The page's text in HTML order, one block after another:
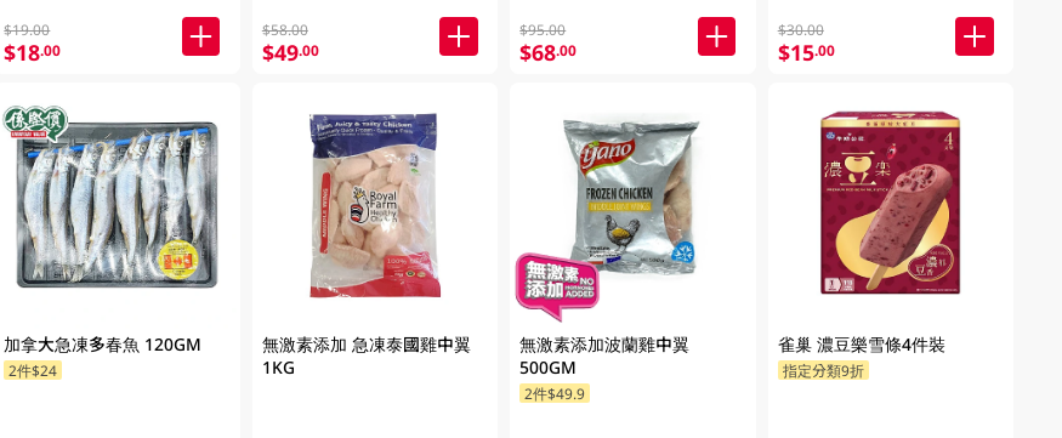
$19.00
$18.00
$58.00
$49.00
$95.00
$68.00
$30.00
$15.00
加拿大急凍多春魚 120GM
2件$24
無激素添加 急凍泰國雞中翼
1KG
無激素添加波蘭雞中翼
500GM
2件$49.9
雀巢 濃豆樂雪條4件裝
指定分類9折